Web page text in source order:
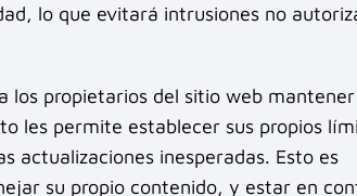
lo que evitará intrusiones no
propietarios del sitio web
les permite establecer sus propios
actualizaciones inesperadas. Esto es
su propio contenido, y estar en